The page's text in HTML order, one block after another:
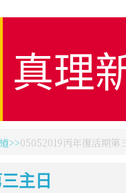
真理
05052019丙年復活期第
主日